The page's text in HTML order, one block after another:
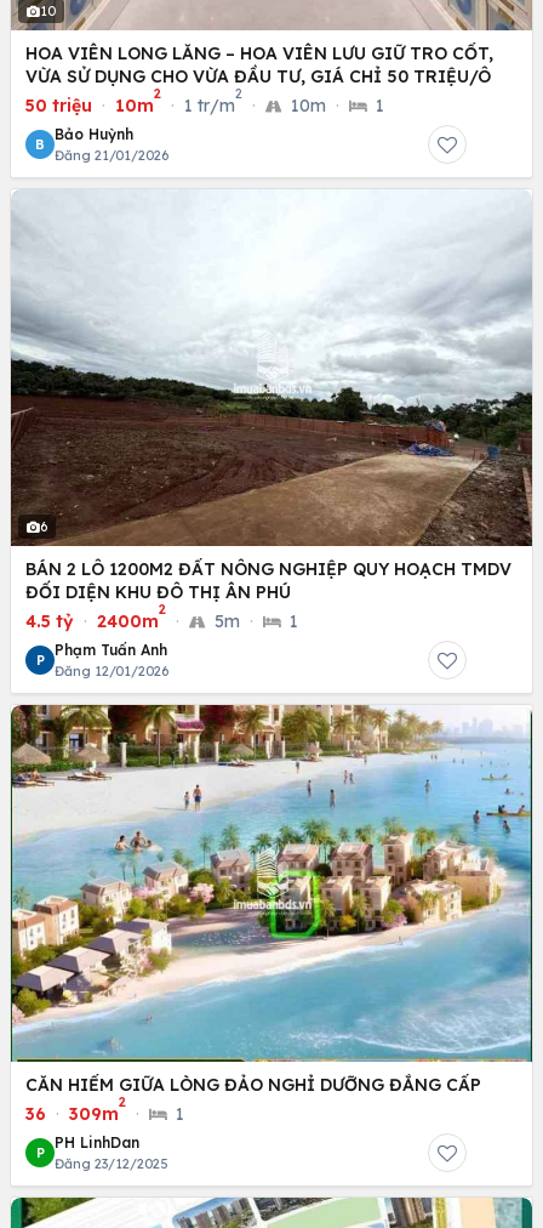
10
HOA VIÊN LONG LĂNG – HOA VIÊN LƯU GIỮ TRO CỐT,
VỪA SỬ DỤNG CHO VỪA ĐẦU TƯ, GIÁ CHỈ 50 TRIỆU/Ô
50 triệu · 10m
2
· 1 tr/m
2
· 10m · 1
B
Bảo Huỳnh
Đăng 21/01/2026
6
BÁN 2 LÔ 1200M2 ĐẤT NÔNG NGHIỆP QUY HOẠCH TMDV
ĐỐI DIỆN KHU ĐÔ THỊ ÂN PHÚ
4.5 tỷ · 2400m
2
· 5m · 1
P
Phạm Tuấn Anh
Đăng 12/01/2026
CĂN HIẾM GIỮA LÒNG ĐẢO NGHỈ DƯỠNG ĐẲNG CẤP
36 · 309m
2
· 1
P
PH LinhDan
Đăng 23/12/2025